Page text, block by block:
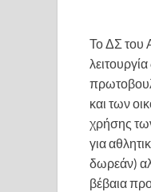
Το ΔΣ του
και των
χρήσης
για
δωρεάν)
βέβαια